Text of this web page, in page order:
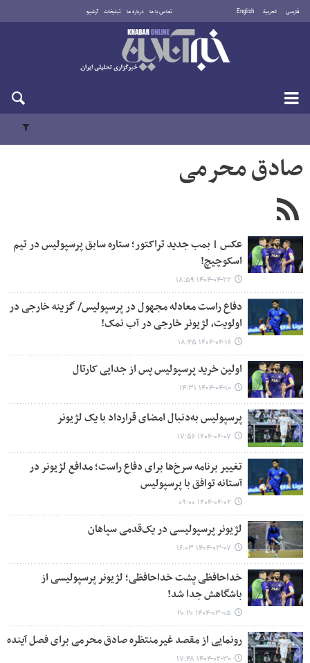
فارسی العربية English تماس با ما درباره ما تبلیغات آرشیو
جمعه ۱۶ مرداد ۱۴۰۵
صادق محرمی
عکس | بمب جدید تراکتور؛ ستاره سابق پرسپولیس در تیم
اسکوچیچ!
۱۴۰۴-۰۴-۲۲ ۱۸:۵۹
دفاع راست معادله مجهول در پرسپولیس/ گزینه خارجی در
اولویت، لژیونر خارجی در آب نمک!
۱۴۰۴-۰۴-۱۶ ۱۸:۴۵
اولین خرید پرسپولیس پس از جدایی کارتال
۱۴۰۴-۰۴-۱۰ ۱۴:۳۱
پرسپولیس به‌دنبال امضای قرارداد با یک لژیونر
۱۴۰۴-۰۴-۰۷ ۱۷:۵۶
تغییر برنامه سرخ‌ها برای دفاع راست؛ مدافع لژیونر در
آستانه توافق با پرسپولیس
۱۴۰۴-۰۴-۰۲ ۰۹:۰۰
لژیونر پرسپولیسی در یک‌قدمی سپاهان
۱۴۰۴-۰۳-۰۷ ۱۶:۰۳
خداحافظی پشت خداحافظی؛ لژیونر پرسپولیسی از
باشگاهش جدا شد!
۱۴۰۴-۰۳-۰۵ ۲۰:۲۰
رونمایی از مقصد غیرمنتظره صادق محرمی برای فصل آینده
۱۴۰۴-۰۲-۳۰ ۱۷:۴۸